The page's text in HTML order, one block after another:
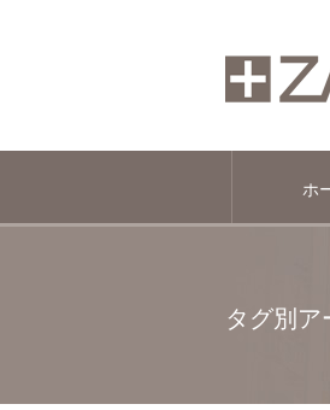
ホ
タグ別ア